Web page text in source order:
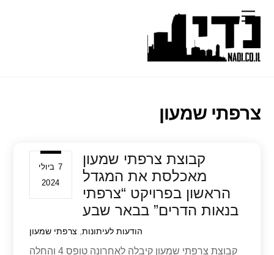
content
Menu
צרפתי שמעון
7 ביולי
2024
קבוצת צרפתי שמעון
מאכלסת את המגדל
הראשון בפרויקט “צרפתי
בנאות הדרים” בבאר שבע
הודעות לעיתונות, צרפתי שמעון
קבוצת צרפתי שמעון קיבלה לאחרונה טופס 4 והחלה